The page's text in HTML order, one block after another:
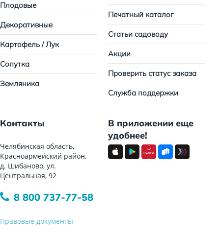
Плодовые
Декоративные
Картофель / Лук
Сопутка
Земляника
Печатный каталог
Статьи садоводу
Акции
Проверить статус заказа
Служба поддержки
Контакты
Челябинская область,
Красноармейский район,
д. Шибаново, ул.
Центральная, 92
8 800 737-77-58
Правовые документы
В приложении еще
удобнее!